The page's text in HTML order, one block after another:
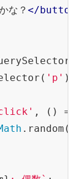
な？ </ button
'p' );
, ()